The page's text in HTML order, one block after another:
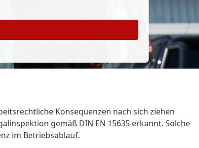
Konsequenzen nach sich ziehen
gemäß DIN EN 15635 erkannt. Solche
im Betriebsablauf.